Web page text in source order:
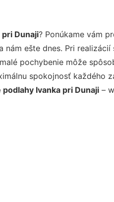
pri Dunaji? Ponúkame vám
nám ešte dnes. Pri
pochybenie môže
spokojnosť každého
podlahy Ivanka pri Dunaji –